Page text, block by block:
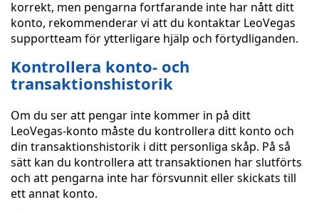
korrekt, men pengarna fortfarande inte har nått ditt
konto, rekommenderar vi att du kontaktar LeoVegas
supportteam för ytterligare hjälp och förtydliganden.
Kontrollera konto- och
transaktionshistorik
Om du ser att pengar inte kommer in på ditt
LeoVegas-konto måste du kontrollera ditt konto och
din transaktionshistorik i ditt personliga skåp. På så
sätt kan du kontrollera att transaktionen har slutförts
och att pengarna inte har försvunnit eller skickats till
ett annat konto.